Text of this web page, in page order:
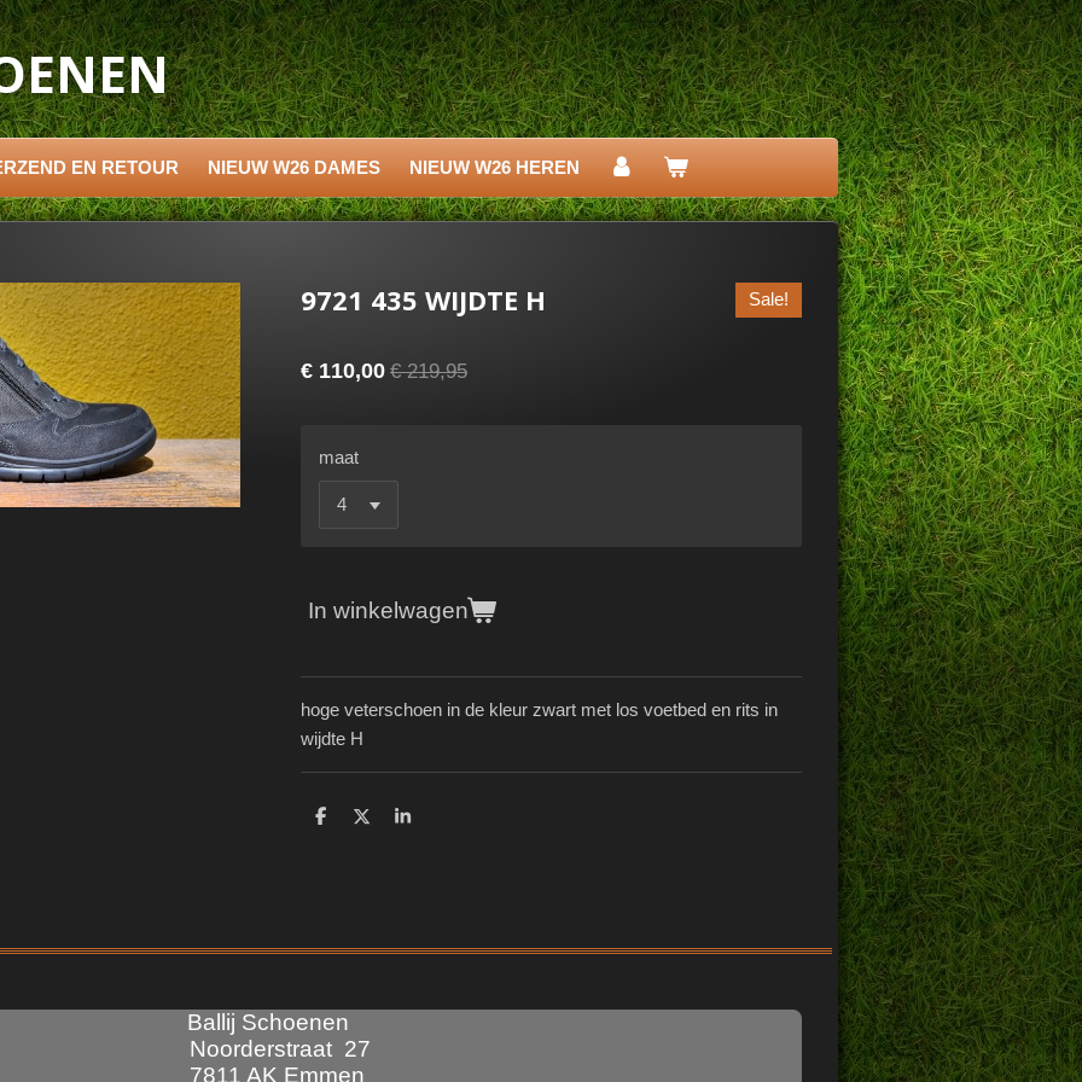
EN RETOUR NIEUW W26 DAMES NIEUW W26 HEREN
9721 435 WIJDTE H Sale!
€ 110,00 € 219,95
maat
In winkelwagen
hoge veterschoen in de kleur zwart met los voetbed en rits in
wijdte H
D
D
S
Ballij Schoenen
Noorderstraat 27
7811 AK Emmen